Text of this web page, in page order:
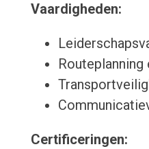
Vaardigheden:
Certificeringen: